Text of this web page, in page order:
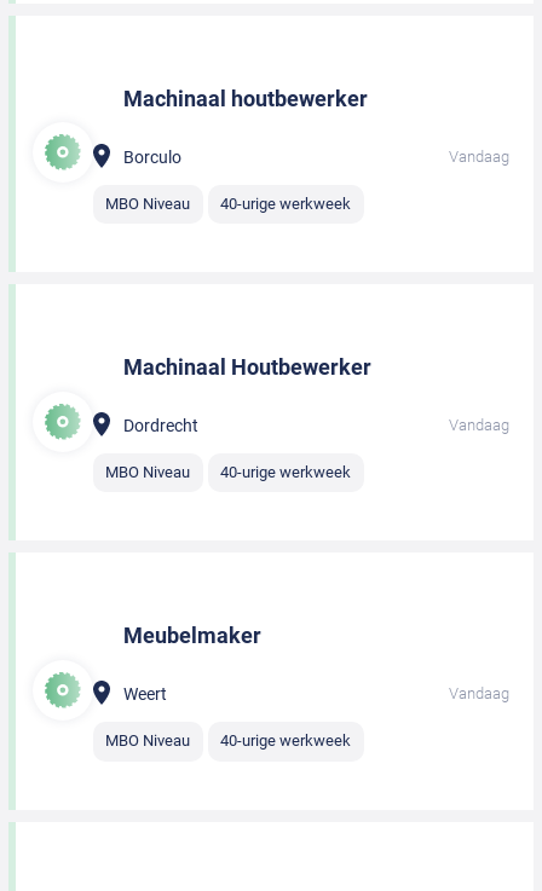
Machinaal houtbewerker
Borculo Vandaag
MBO Niveau 40-urige werkweek
Machinaal Houtbewerker
Dordrecht Vandaag
MBO Niveau 40-urige werkweek
Meubelmaker
Weert Vandaag
MBO Niveau 40-urige werkweek